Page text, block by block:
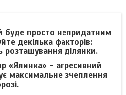
буде просто непридатним
декілька факторів:
розташування ділянки.
«Ялинка» - агресивний
максимальне зчеплення